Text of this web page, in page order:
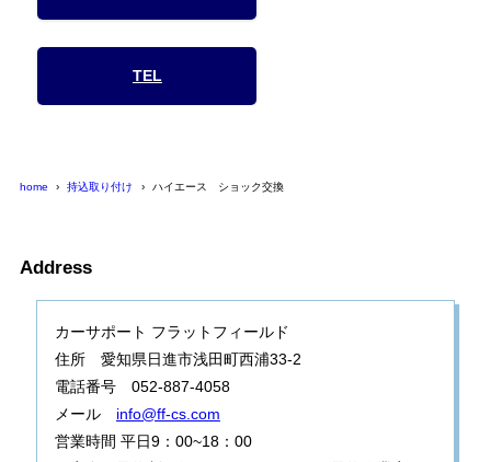
TEL
home 持込取り付け ハイエース ショック交換
Address
カーサポート フラットフィールド
住所 愛知県日進市浅田町西浦33-2
電話番号 052-887-4058
メール info@ff-cs.com
営業時間 平日9：00~18：00